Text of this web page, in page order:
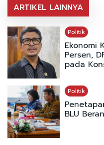
ARTIKEL LAINNYA
Politik
Ekonomi
Persen,
pada
Politik
BLU